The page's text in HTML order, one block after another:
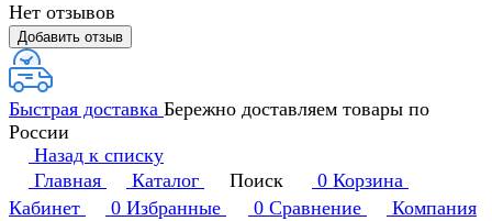
Нет отзывов
Добавить отзыв
Быстрая доставка Бережно доставляем товары по
России
Назад к списку
Главная
Каталог Поиск 0 Корзина
Кабинет
0 Избранные 0 Сравнение
Компания